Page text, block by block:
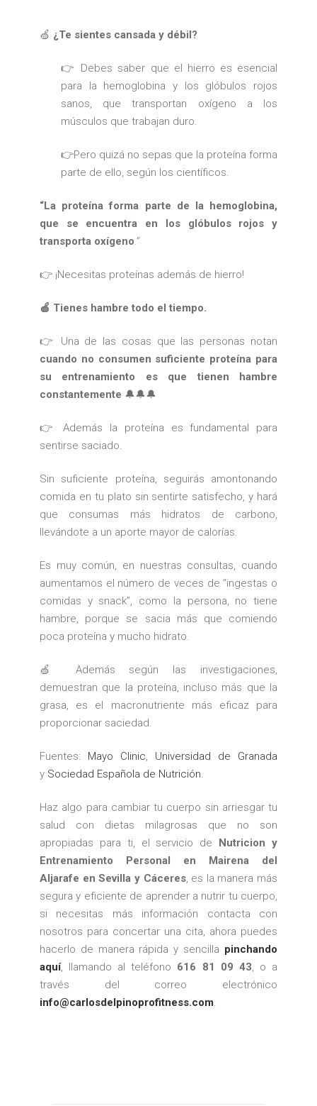
🍏 ¿Te sientes cansada y débil?
👉 Debes saber que el hierro es esencial
para la hemoglobina y los glóbulos rojos
sanos, que transportan oxígeno a los
músculos que trabajan duro.
👉Pero quizá no sepas que la proteína forma
parte de ello, según los científicos.
“La proteína forma parte de la hemoglobina,
que se encuentra en los glóbulos rojos y
transporta oxígeno.”
👉 ¡Necesitas proteínas además de hierro!
🍏 Tienes hambre todo el tiempo.
👉 Una de las cosas que las personas notan
cuando no consumen suficiente proteína para
su entrenamiento es que tienen hambre
constantemente 🔔🔔🔔
👉 Además la proteína es fundamental para
sentirse saciado.
Sin suficiente proteína, seguirás amontonando
comida en tu plato sin sentirte satisfecho, y hará
que consumas más hidratos de carbono,
llevándote a un aporte mayor de calorías.
Es muy común, en nuestras consultas, cuando
aumentamos el número de veces de “ingestas o
comidas y snack”, como la persona, no tiene
hambre, porque se sacia más que comiendo
poca proteína y mucho hidrato.
🍏 Además según las investigaciones,
demuestran que la proteína, incluso más que la
grasa, es el macronutriente más eficaz para
proporcionar saciedad.
Fuentes: Mayo Clinic, Universidad de Granada
y Sociedad Española de Nutrición.
Haz algo para cambiar tu cuerpo sin arriesgar tu
salud con dietas milagrosas que no son
apropiadas para ti, el servicio de Nutricion y
Entrenamiento Personal en Mairena del
Aljarafe en Sevilla y Cáceres, es la manera más
segura y eficiente de aprender a nutrir tu cuerpo,
si necesitas más información contacta con
nosotros para concertar una cita, ahora puedes
hacerlo de manera rápida y sencilla pinchando
aquí, llamando al teléfono 616 81 09 43, o a
través del correo electrónico
info@carlosdelpinoprofitness.com.